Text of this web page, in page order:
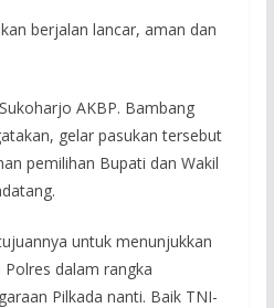
berjalan lancar, aman dan
AKBP. Bambang
gelar pasukan tersebut
pemilihan Bupati dan Wakil
untuk menunjukkan
dalam rangka
Pilkada nanti. Baik TNI-